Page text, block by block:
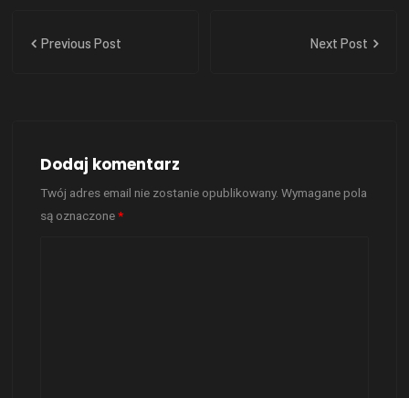
Previous Post Next Post
Dodaj komentarz
Twój adres email nie zostanie opublikowany. Wymagane pola
są oznaczone*